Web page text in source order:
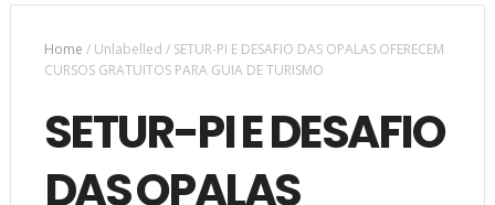
Home /Unlabelled / SETUR-PI E DESAFIO DAS OPALAS OFERECEM
CURSOS GRATUITOS PARA GUIA DE TURISMO
SETUR-PI E DESAFIO
DAS OPALAS